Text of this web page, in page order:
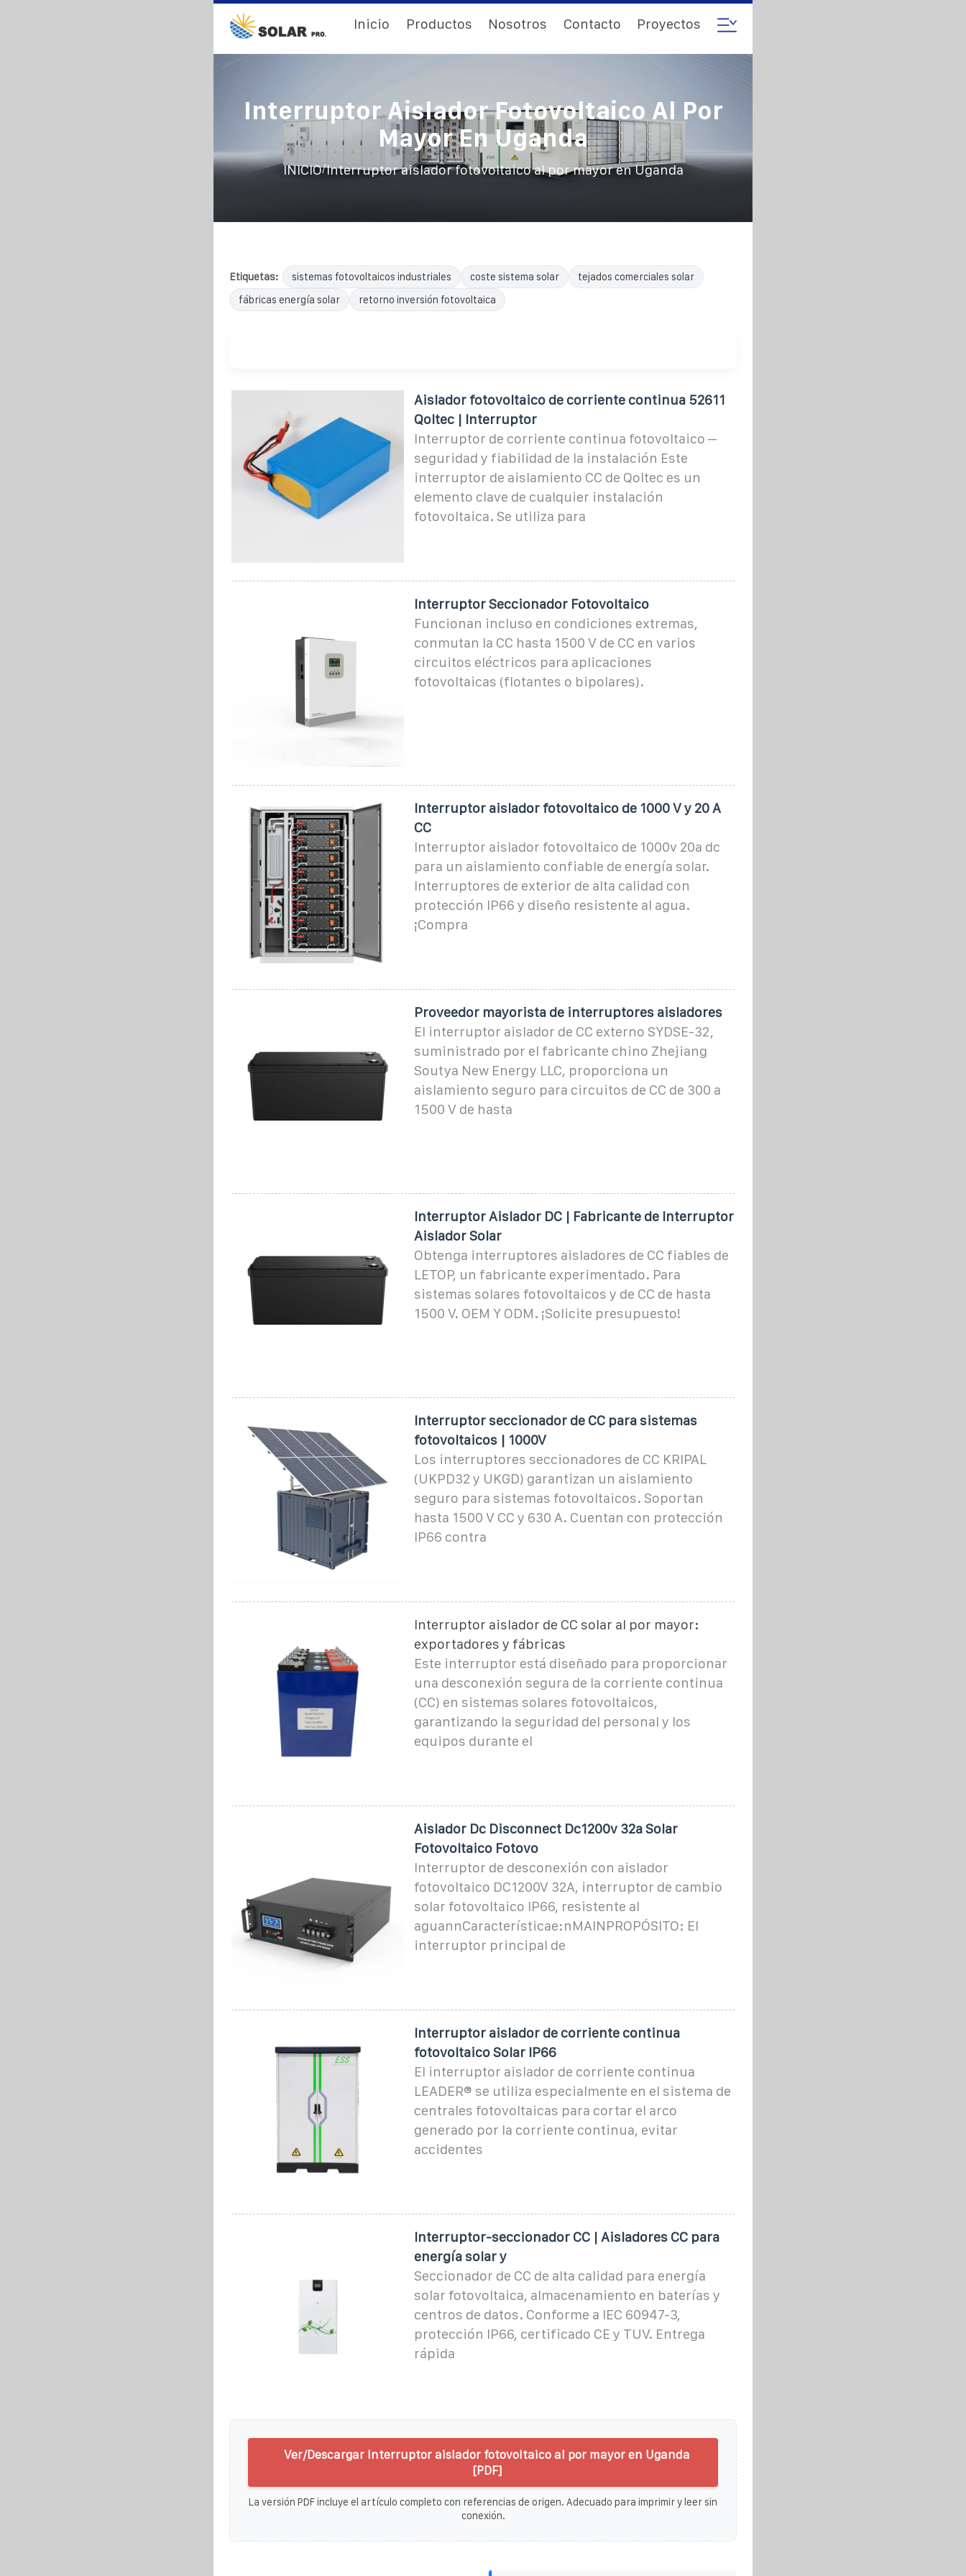
Inicio Productos Nosotros Contacto Proyectos
Interruptor Aislador Fotovoltaico Al Por
Mayor En Uganda
INICIO/Interruptor aislador fotovoltaico al por mayor en Uganda
Etiquetas: sistemas fotovoltaicos industriales coste sistema solar
tejados comerciales solar
fábricas energía solar
retorno inversión fotovoltaica
Aislador fotovoltaico de corriente continua 52611
Qoltec | Interruptor
Interruptor de corriente continua fotovoltaico –
seguridad y fiabilidad de la instalación Este
interruptor de aislamiento CC de Qoltec es un
elemento clave de cualquier instalación
fotovoltaica. Se utiliza para
Interruptor Seccionador Fotovoltaico
Funcionan incluso en condiciones extremas,
conmutan la CC hasta 1500 V de CC en varios
circuitos eléctricos para aplicaciones
fotovoltaicas (flotantes o bipolares).
Interruptor aislador fotovoltaico de 1000 V y 20 A
CC
Interruptor aislador fotovoltaico de 1000v 20a dc
para un aislamiento confiable de energía solar.
Interruptores de exterior de alta calidad con
protección IP66 y diseño resistente al agua.
¡Compra
Proveedor mayorista de interruptores aisladores
El interruptor aislador de CC externo SYDSE-32,
suministrado por el fabricante chino Zhejiang
Soutya New Energy LLC, proporciona un
aislamiento seguro para circuitos de CC de 300 a
1500 V de hasta
Interruptor Aislador DC | Fabricante de Interruptor
Aislador Solar
Obtenga interruptores aisladores de CC fiables de
LETOP, un fabricante experimentado. Para
sistemas solares fotovoltaicos y de CC de hasta
1500 V. OEM Y ODM. ¡Solicite presupuesto!
Interruptor seccionador de CC para sistemas
fotovoltaicos | 1000V
Los interruptores seccionadores de CC KRIPAL
(UKPD32 y UKGD) garantizan un aislamiento
seguro para sistemas fotovoltaicos. Soportan
hasta 1500 V CC y 630 A. Cuentan con protección
IP66 contra
Interruptor aislador de CC solar al por mayor:
exportadores y fábricas
Este interruptor está diseñado para proporcionar
una desconexión segura de la corriente continua
(CC) en sistemas solares fotovoltaicos,
garantizando la seguridad del personal y los
equipos durante el
Aislador Dc Disconnect Dc1200v 32a Solar
Fotovoltaico Fotovo
Interruptor de desconexión con aislador
fotovoltaico DC1200V 32A, interruptor de cambio
solar fotovoltaico IP66, resistente al
aguannCaracterísticae:nMAINPROPÓSITO: El
interruptor principal de
Interruptor aislador de corriente continua
fotovoltaico Solar IP66
El interruptor aislador de corriente continua
LEADER® se utiliza especialmente en el sistema de
centrales fotovoltaicas para cortar el arco
generado por la corriente continua, evitar
accidentes
Interruptor-seccionador CC | Aisladores CC para
energía solar y
Seccionador de CC de alta calidad para energía
solar fotovoltaica, almacenamiento en baterías y
centros de datos. Conforme a IEC 60947-3,
protección IP66, certificado CE y TUV. Entrega
rápida
Ver/Descargar Interruptor aislador fotovoltaico al por mayor en Uganda
[PDF]
La versión PDF incluye el artículo completo con referencias de origen. Adecuado para imprimir y leer sin
conexión.